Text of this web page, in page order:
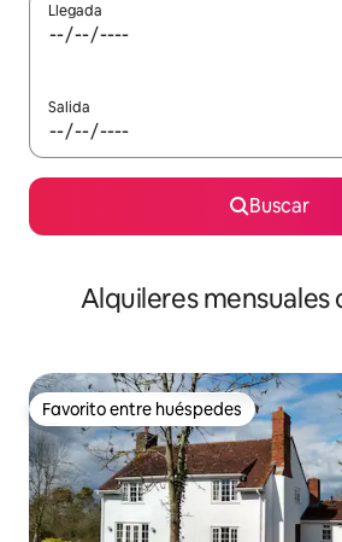
Llegada
Salida
Buscar
Alquileres mensuales
Favorito entre huéspedes
Favorito entre huéspedes